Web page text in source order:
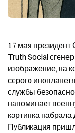
17 мая
Truth Social
изображение, на
серого
службы
напоминает
картинка набрала
Публикация